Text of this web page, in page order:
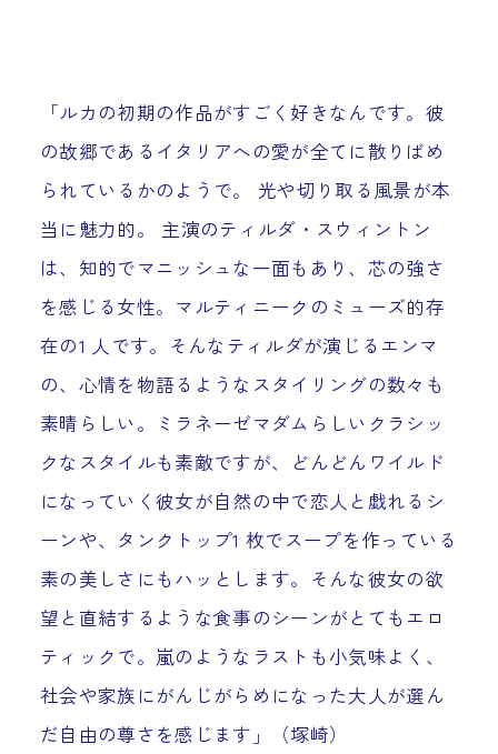
「ルカの初期の作品がすごく好きなんです。彼
の故郷であるイタリアへの愛が全てに散りばめ
られているかのようで。 光や切り取る風景が本
当に魅力的。 主演のティルダ・スウィントン
は、知的でマニッシュな一面もあり、芯の強さ
を感じる女性。マルティニークのミューズ的存
在の1 人です。そんなティルダが演じるエンマ
の、心情を物語るようなスタイリングの数々も
素晴らしい。ミラネーゼマダムらしいクラシッ
クなスタイルも素敵ですが、どんどんワイルド
になっていく彼女が自然の中で恋人と戯れるシ
ーンや、タンクトップ1 枚でスープを作っている
素の美しさにもハッとします。そんな彼女の欲
望と直結するような食事のシーンがとてもエロ
ティックで。嵐のようなラストも小気味よく、
社会や家族にがんじがらめになった大人が選ん
だ自由の尊さを感じます」（塚崎）